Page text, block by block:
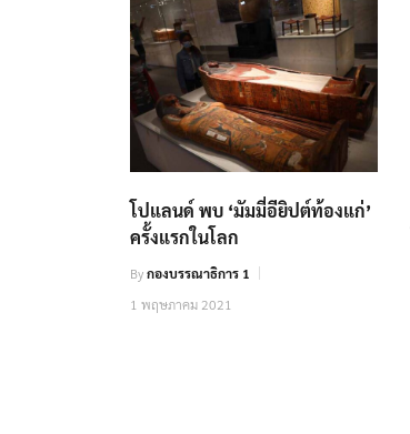
โปแลนด์ พบ ‘มัมมี่อียิปต์ท้องแก่’
ครั้งแรกในโลก
Byกองบรรณาธิการ 1
1 พฤษภาคม 2021